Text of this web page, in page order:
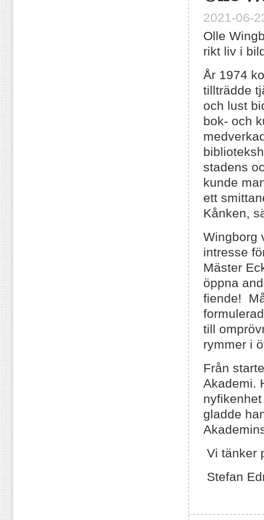
2021-06-
Olle
rikt liv i
År 1974
tillträdde
och lust
bok- och
stadens
kunde
ett
Kånken,
Wingborg
intresse
Mäster
öppna
fiende!
till
rymmer i
Från
Akademi.
gladde
Vi tänker
Stefan